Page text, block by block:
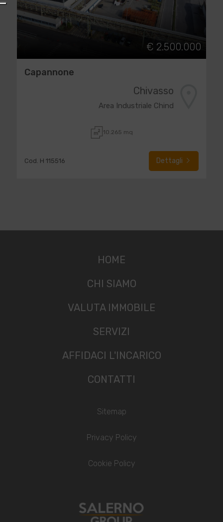
€ 2.500.000
Capannone
Chivasso
Area Industriale Chind
10.265 mq
Cod. H 115516 Dettagli
HOME
CHI SIAMO
VALUTA IMMOBILE
SERVIZI
AFFIDACI L'INCARICO
CONTATTI
Sitemap
Privacy Policy
Cookie Policy